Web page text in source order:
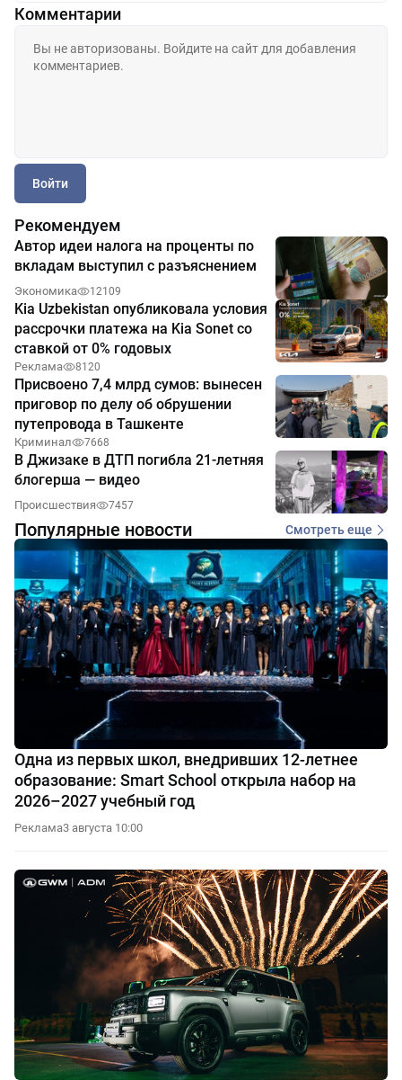
Комментарии
Войти
Рекомендуем
Автор идеи налога на проценты по
вкладам выступил с разъяснением
Экономика 12109
Kia Uzbekistan опубликовала условия
рассрочки платежа на Kia Sonet со
ставкой от 0% годовых
Реклама 8120
Присвоено 7,4 млрд сумов: вынесен
приговор по делу об обрушении
путепровода в Ташкенте
Криминал 7668
В Джизаке в ДТП погибла 21-летняя
блогерша — видео
Происшествия 7457
Популярные новости Смотреть еще
Одна из первых школ, внедривших 12-летнее
образование: Smart School открыла набор на
2026–2027 учебный год
Реклама3 августа 10:00